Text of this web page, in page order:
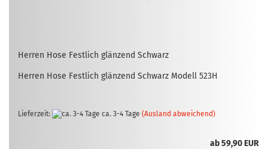
Her­ren Hose Fest­lich glän­zend Schwarz
Her­ren Hose Fest­lich glän­zend Schwarz Mo­dell 523H
Lieferzeit: ca. 3-4 Tage (Ausland abweichend)
ab 59,90 EUR